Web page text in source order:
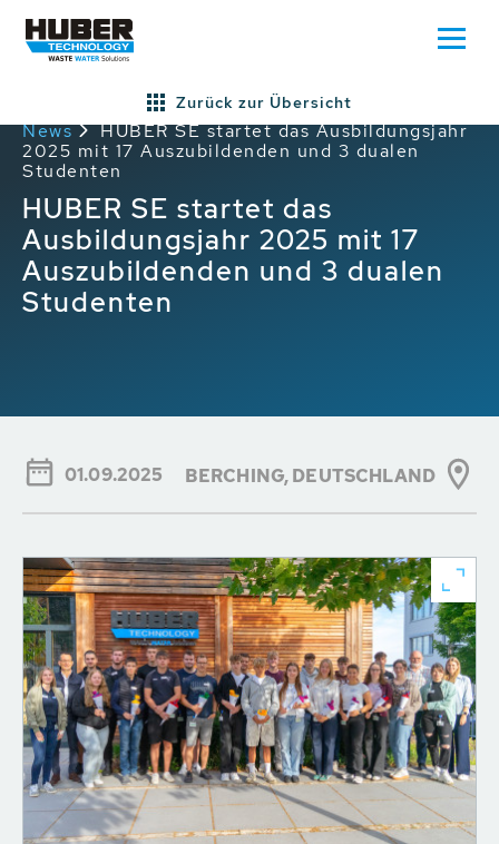
Presse/News
Allgemeine HUBER
News
HUBER SE startet das Ausbildungsjahr
2025 mit 17 Auszubildenden und 3 dualen
Studenten
HUBER SE startet das
Ausbildungsjahr 2025 mit 17
Auszubildenden und 3 dualen
Studenten
Zurück zur Übersicht
01.09.2025 BERCHING,DEUTSCHLAND